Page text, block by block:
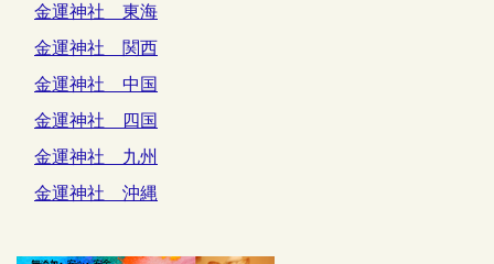
金運神社 東海
金運神社 関西
金運神社 中国
金運神社 四国
金運神社 九州
金運神社 沖縄